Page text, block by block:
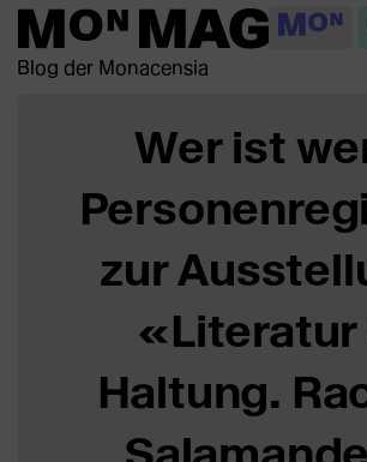
Blog der Monacensia
Wer ist
zur
«Literatur
Haltung.